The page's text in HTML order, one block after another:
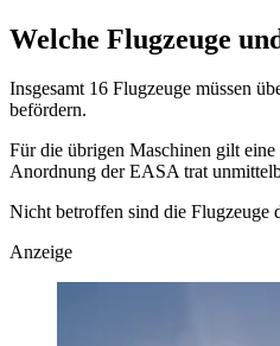
Welche Flugzeuge
Insgesamt 16 Flugzeuge müssen
befördern.
Für die übrigen Maschinen gilt
Anordnung der EASA trat
Nicht betroffen sind die Flugzeuge
Anzeige